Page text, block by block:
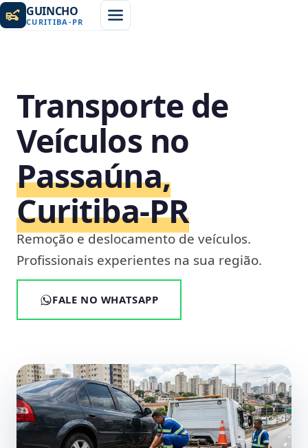
GUINCHO
CURITIBA -PR
Transporte de
Veículos no
Passaúna,
Curitiba‑PR
Remoção e deslocamento de veículos.
Profissionais experientes na sua região.
FALE NO WHATSAPP